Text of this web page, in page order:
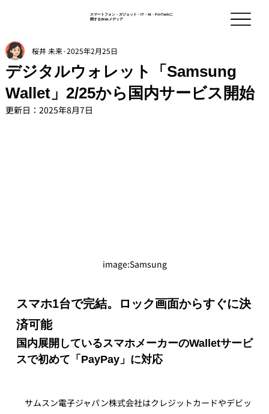
スマートフォン - ガジェット・IT・AI・FinTechに
関するWebメディア
デジタルウォレット「Samsung
Wallet」2/25から国内サービス開始
桜井 未来 2025年2月25日
更新日： 2025年8月7日
image:Samsung
スマホ1台で完結。ロック画面からすぐに決
済可能
国内展開しているスマホメーカーのWalletサービ
スで初めて「PayPay」に対応
サムスン電子ジャパン株式会社はクレジットカードやデビッ